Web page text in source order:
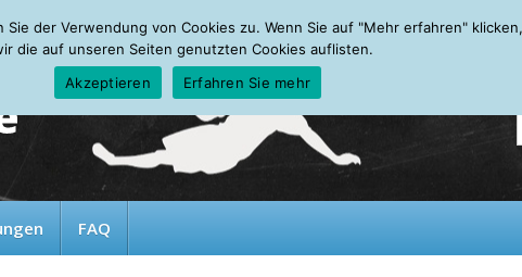
Mein Account
FAQ
der Verwendung von Cookies zu. Wenn Sie auf "Mehr erfahren"
die auf unseren Seiten genutzten Cookies auflisten.
Akzeptieren
Erfahren Sie mehr